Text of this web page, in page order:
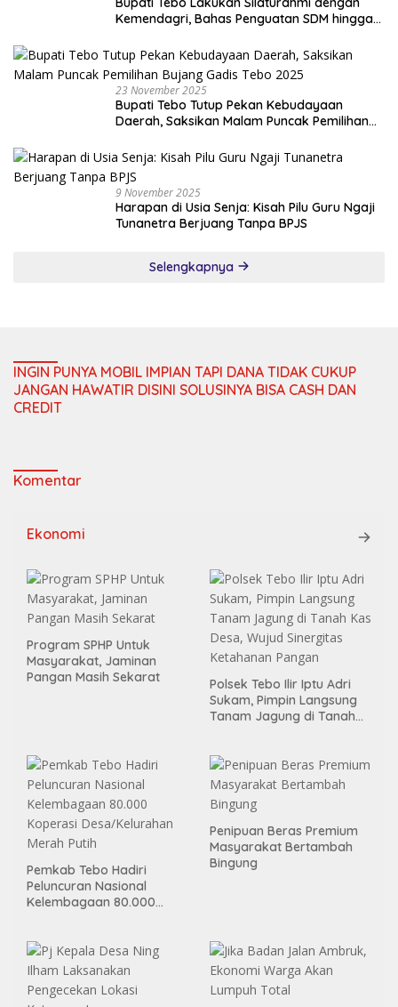
Kemendagri, Bahas Penguatan SDM hingga
23 November 2025
Bupati Tebo Tutup Pekan Kebudayaan
Daerah, Saksikan Malam Puncak Pemilihan
9 November 2025
Harapan di Usia Senja: Kisah Pilu Guru Ngaji
Tunanetra Berjuang Tanpa BPJS
Selengkapnya
INGIN PUNYA MOBIL IMPIAN TAPI DANA TIDAK CUKUP
JANGAN HAWATIR DISINI SOLUSINYA BISA CASH DAN
CREDIT
Komentar
Ekonomi
Program SPHP Untuk
Masyarakat, Jaminan
Pangan Masih Sekarat
Polsek Tebo Ilir Iptu Adri
Sukam, Pimpin Langsung
Tanam Jagung di Tanah
Pemkab Tebo Hadiri
Peluncuran Nasional
Kelembagaan 80.000
Penipuan Beras Premium
Masyarakat Bertambah
Bingung